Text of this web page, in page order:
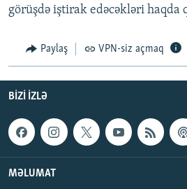
XƏBƏR BÜLLETENLƏRIMIZ
görüşdə iştirak edəcəkləri haqda
Paylaş VPN-siz açmaq
BIZI IZLƏ
MƏLUMAT